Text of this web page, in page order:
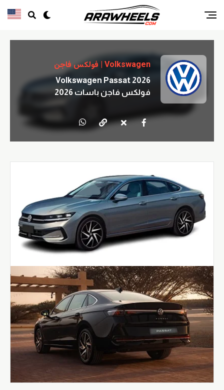
Volkswagen | فولكس فاجن
Volkswagen Passat 2026
فولكس فاجن باسات 2026